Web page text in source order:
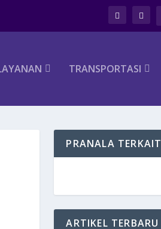
TRANSPORTASI
PRANALA TERKAIT
ARTIKEL TERBARU